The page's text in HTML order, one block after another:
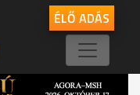
ÉLŐ ADÁS